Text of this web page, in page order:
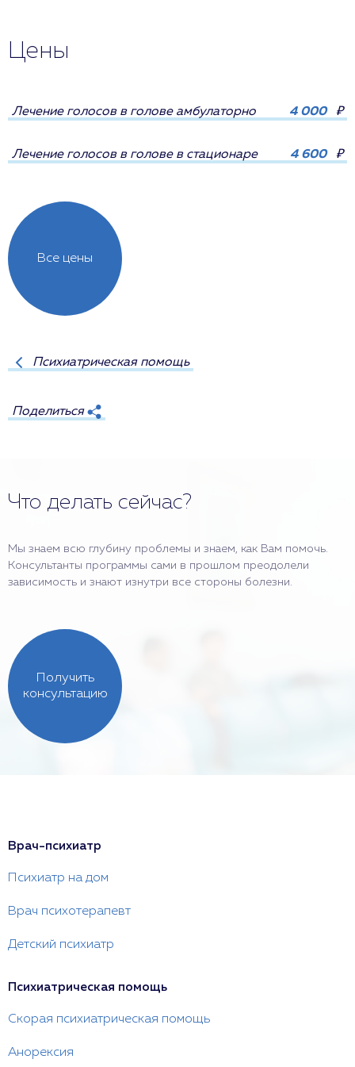
Цены
Все цены
Лечение голосов в голове амбулаторно 4 000 ₽
Лечение голосов в голове в стационаре 4 600 ₽
Психиатрическая помощь
Поделиться
Что делать сейчас?
Мы знаем всю глубину проблемы и знаем, как Вам помочь.
Консультанты программы сами в прошлом преодолели
зависимость и знают изнутри все стороны болезни.
Получить
консультацию
Врач-психиатр
Психиатр на дом
Врач психотерапевт
Детский психиатр
Психиатрическая помощь
Скорая психиатрическая помощь
Анорексия